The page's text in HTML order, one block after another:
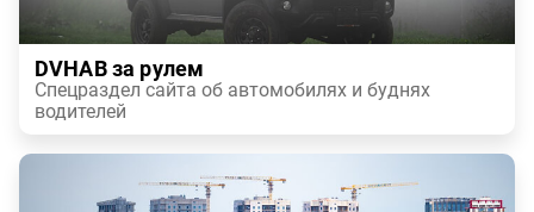
DVHAB за рулем
Спецраздел сайта об автомобилях и буднях
водителей